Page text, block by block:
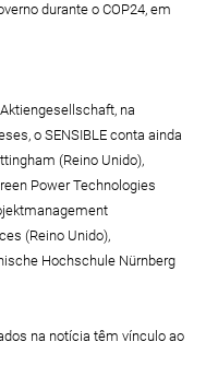
durante o COP24, em
na
o SENSIBLE conta ainda
(Reino Unido),
Power Technologies
(Reino Unido),
Hochschule Nürnberg
na notícia têm vínculo ao